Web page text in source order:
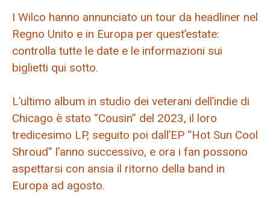
I Wilco hanno annunciato un tour da headliner nel
Regno Unito e in Europa per quest’estate:
controlla tutte le date e le informazioni sui
biglietti qui sotto.
L’ultimo album in studio dei veterani dell’indie di
Chicago è stato “Cousin” del 2023, il loro
tredicesimo LP, seguito poi dall’EP “Hot Sun Cool
Shroud” l’anno successivo, e ora i fan possono
aspettarsi con ansia il ritorno della band in
Europa ad agosto.